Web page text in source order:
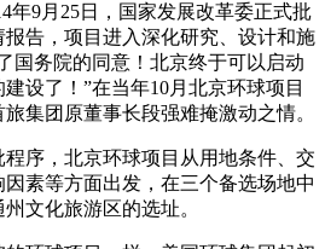
年9月25日，国家发展改革委正式批
告，项目进入深化研究、设计和施
国务院的同意！北京终于可以启动
设了！”在当年10月北京环球项目
集团原董事长段强难掩激动之情。
，北京环球项目从用地条件、交
素等方面出发，在三个备选场地中
文化旅游区的选址。